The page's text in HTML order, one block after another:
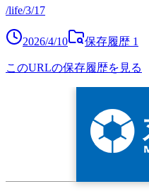
/life/3/17
2026/4/10 保存履歴 1
このURLの保存履歴を見る